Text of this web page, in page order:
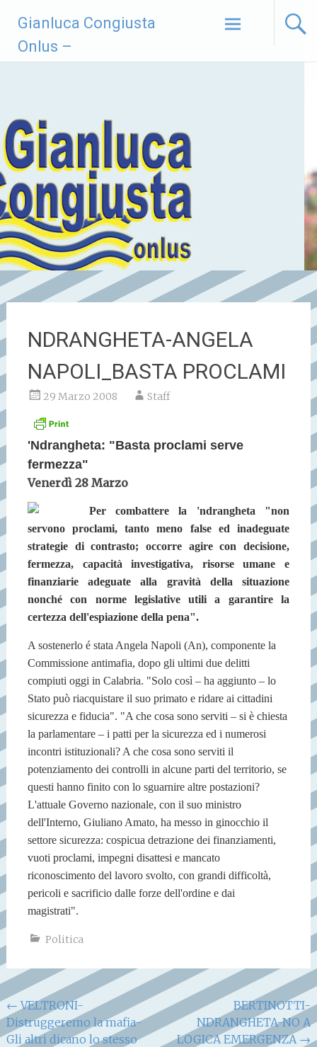
contenuto
Gianluca Congiusta
Onlus –
NDRANGHETA-ANGELA
NAPOLI_BASTA PROCLAMI
29 Marzo 2008 Staff
'Ndrangheta: "Basta proclami serve
fermezza"
Venerdì 28 Marzo
Per combattere la 'ndrangheta "non
servono proclami, tanto meno false ed inadeguate
strategie di contrasto; occorre agire con decisione,
fermezza, capacità investigativa, risorse umane e
finanziarie adeguate alla gravità della situazione
nonché con norme legislative utili a garantire la
certezza dell'espiazione della pena".
A sostenerlo é stata Angela Napoli (An), componente la
Commissione antimafia, dopo gli ultimi due delitti
compiuti oggi in Calabria. "Solo così – ha aggiunto – lo
Stato può riacquistare il suo primato e ridare ai cittadini
sicurezza e fiducia". "A che cosa sono serviti – si è chiesta
la parlamentare – i patti per la sicurezza ed i numerosi
incontri istituzionali? A che cosa sono serviti il
potenziamento dei controlli in alcune parti del territorio, se
questi hanno finito con lo sguarnire altre postazioni?
L'attuale Governo nazionale, con il suo ministro
dell'Interno, Giuliano Amato, ha messo in ginocchio il
settore sicurezza: cospicua detrazione dei finanziamenti,
vuoti proclami, impegni disattesi e mancato
riconoscimento del lavoro svolto, con grandi difficoltà,
pericoli e sacrificio dalle forze dell'ordine e dai
magistrati".
Politica
Navigazione
articoli
← VELTRONI-
Distruggeremo la mafia-
Gli altri dicano lo stesso
BERTINOTTI-
NDRANGHETA-NO A
LOGICA EMERGENZA →